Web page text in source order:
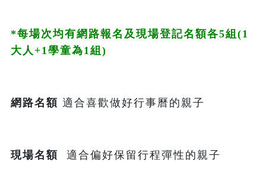
*每場次均有網路報名及現場登記名額各5組(1
大人+1學童為1組)
網路名額 適合喜歡做好行事曆的親子
現場名額 適合偏好保留行程彈性的親子